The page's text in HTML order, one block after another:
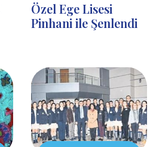
Özel Ege Lisesi
Pinhani ile Şenlendi